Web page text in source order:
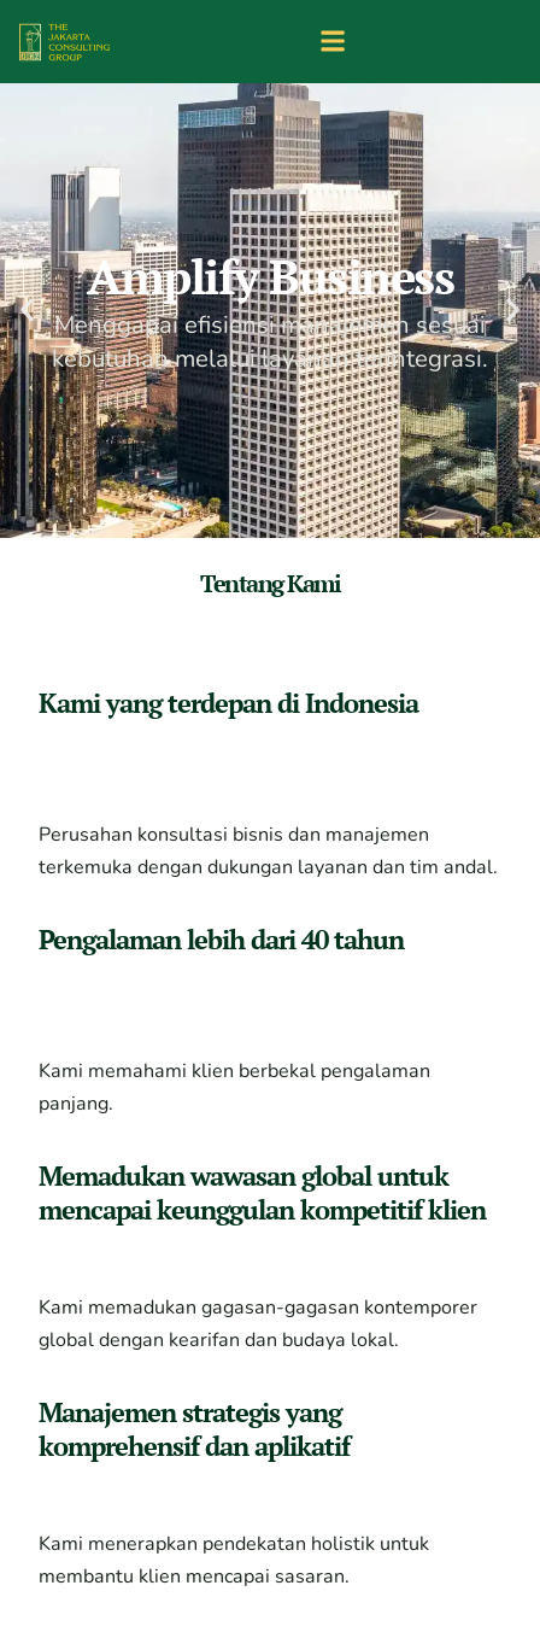
Amplify Business
Menggapai efisiensi manajemen sesuai
kebutuhan melalui layanan terintegrasi.
Tentang Kami
Kami yang terdepan di Indonesia
Perusahan konsultasi bisnis dan manajemen
terkemuka dengan dukungan layanan dan tim andal.
Pengalaman lebih dari 40 tahun
Kami memahami klien berbekal pengalaman
panjang.
Memadukan wawasan global untuk
mencapai keunggulan kompetitif klien
Kami memadukan gagasan-gagasan kontemporer
global dengan kearifan dan budaya lokal.
Manajemen strategis yang
komprehensif dan aplikatif
Kami menerapkan pendekatan holistik untuk
membantu klien mencapai sasaran.